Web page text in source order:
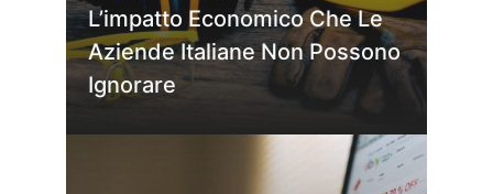
L’impatto Economico Che Le
Aziende Italiane Non Possono
Ignorare